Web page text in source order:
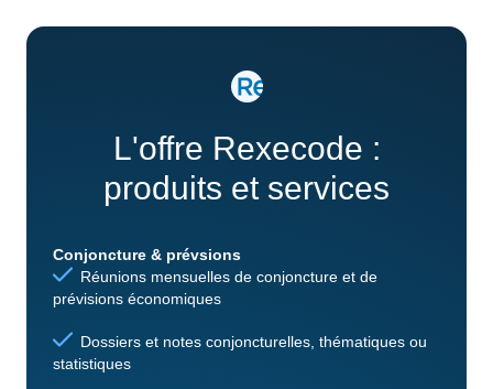
L'offre Rexecode :
produits et services
Conjoncture & prévsions
Réunions mensuelles de conjoncture et de
prévisions économiques
Dossiers et notes conjoncturelles, thématiques ou
statistiques